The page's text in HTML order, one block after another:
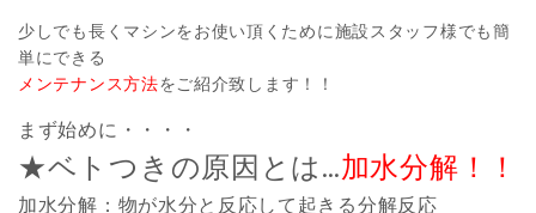
少しでも長くマシンをお使い頂くために施設スタッフ様でも簡
単にできる
メンテナンス方法をご紹介致します！！
まず始めに・・・・
★ベトつきの原因とは…加水分解！！
加水分解：物が水分と反応して起きる分解反応